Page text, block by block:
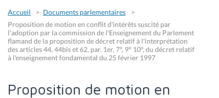
Accueil
Documents parlementaires
Proposition de motion en conflit d'intérêts suscité par
l'adoption par la commission de l'Enseignement du Parlement
flamand de la proposition de décret relatif à l'interprétation
des articles 44, 44bis et 62, par. 1er, 7°, 9° 10°, du décret relatif
à l'enseignement fondamental du 25 février 1997
Proposition de motion en